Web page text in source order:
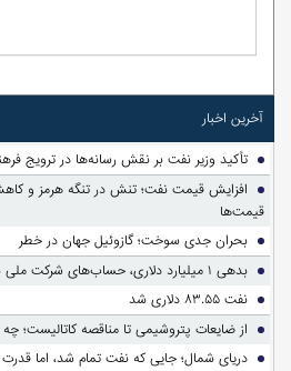
آخرین اخبار
تأکید وزیر نفت بر نقش رسانه‌ها در ترویج
افزایش قیمت نفت؛ تنش در تنگه هرمز و
قیمت‌ها
بحران جدی سوخت؛ گازوئیل جهان در خطر
بدهی ۱ میلیارد دلاری، حساب‌های شرکت ملی نفت را بست
نفت ۸۳.۵۵ دلاری شد
از ضایعات پتروشیمی تا مناقصه کاتالیست؛ چه
دریای شمال؛ جایی که نفت تمام شد، اما قدرت